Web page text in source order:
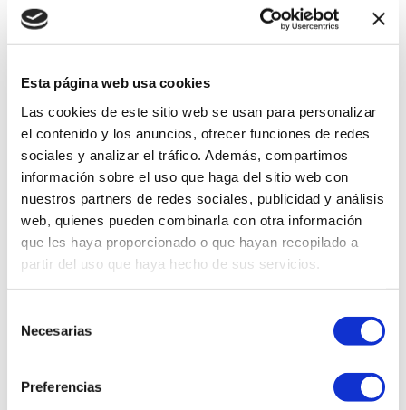
Esta página web usa cookies
Las cookies de este sitio web se usan para personalizar
el contenido y los anuncios, ofrecer funciones de redes
sociales y analizar el tráfico. Además, compartimos
información sobre el uso que haga del sitio web con
nuestros partners de redes sociales, publicidad y análisis
web, quienes pueden combinarla con otra información
que les haya proporcionado o que hayan recopilado a
partir del uso que haya hecho de sus servicios.
Necesarias
Preferencias
BENEFICIOS
La Centellian24 Madeca Mela
Capture Ampoule Capsule
Cream es una crema facial
manchas, unificar el tono de la
combinación de niacinamida,
centella asiática y ácido